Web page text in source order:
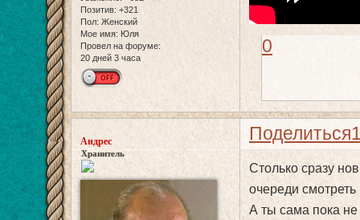
Позитив: +321
Пол: Женский
Мое имя: Юля
Провел на форуме:
20 дней 3 часа
0
Поделиться
Андрес
Хранитель
Столько сразу
очереди
А ты сама пока не